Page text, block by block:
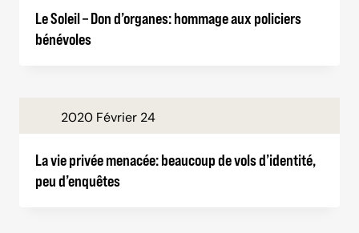
Le Soleil – Don d’organes: hommage aux policiers
bénévoles
2020 Février 24
La vie privée menacée: beaucoup de vols d’identité,
peu d’enquêtes